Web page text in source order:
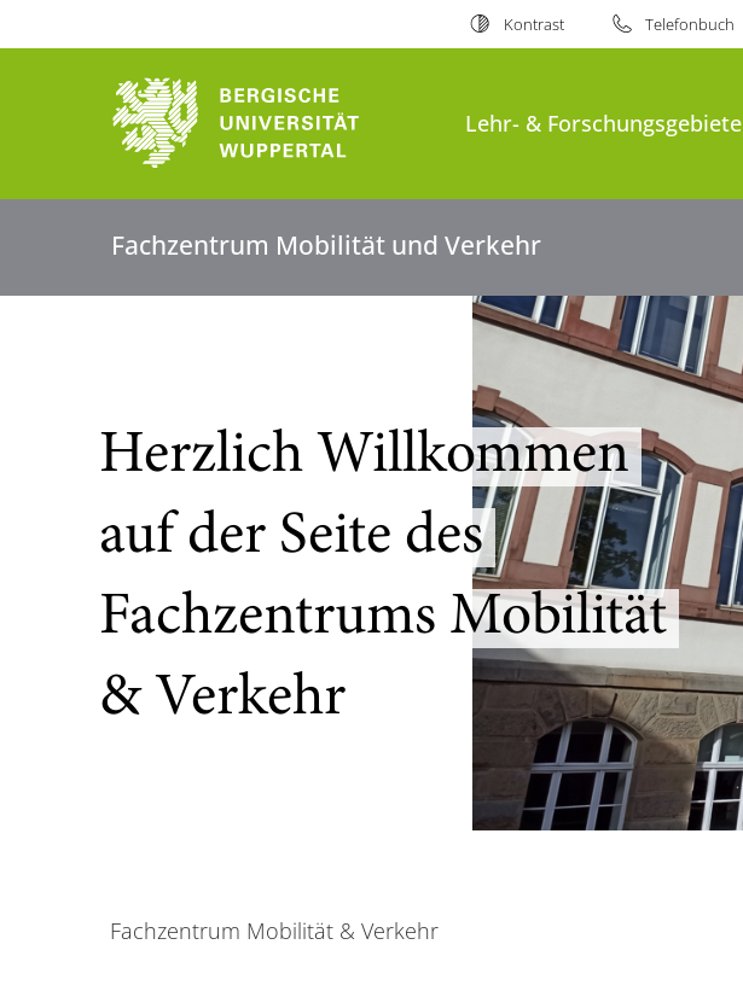
Kontrast Telefonbuch
Lehr- & Forschungsgebiete
Fachzentrum Mobilität und Verkehr
Herzlich Willkommen
auf der Seite des
Fachzentrums Mobilität
& Verkehr
Fachzentrum Mobilität & Verkehr